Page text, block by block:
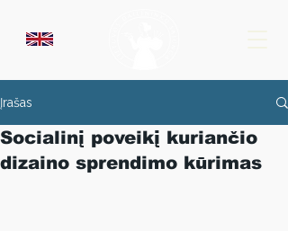
Įrašas
Socialinį poveikį kuriančio
dizaino sprendimo kūrimas